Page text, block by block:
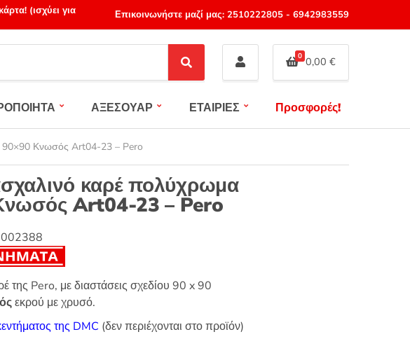
(ισχύει για Επικοινωνήστε μαζί μας: 2510222805- 6942983559
S
e
c
0 0,00 €
ΑΞΕΣΟΥΑΡ ΕΤΑΙΡΙΕΣ Προσφορές!
Κνωσός Art04-23 – Pero
καρέ πολύχρωμα
Art04-23 – Pero
της Pero, με διαστάσεις σχεδίου 90 x 90
εκρού με χρυσό.
της DMC (δεν περιέχονται στο προϊόν)